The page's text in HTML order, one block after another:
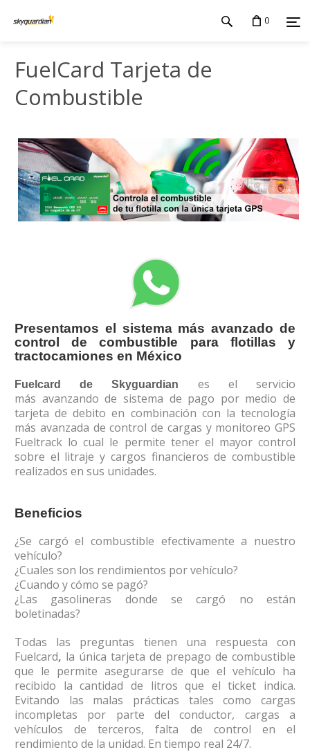
0
FuelCard Tarjeta de
Combustible
Presentamos el sistema más avanzado de
control de combustible para flotillas y
tractocamiones en México
Fuelcard de Skyguardian
es el servicio
más avanzando de sistema de pago por medio de
tarjeta de debito en combinación con la tecnología
más avanzada de control de cargas y monitoreo GPS
Fueltrack lo cual le permite tener el mayor control
sobre el litraje y cargos financieros de combustible
realizados en sus unidades.
Beneficios
¿Se cargó el combustible efectivamente a nuestro
vehículo?
¿Cuales son los rendimientos por vehículo?
¿Cuando y cómo se pagó?
¿Las gasolineras donde se cargó no están
boletinadas?
Todas las preguntas tienen una respuesta con
Fuelcard, la única tarjeta de prepago de combustible
que le permite asegurarse de que el vehículo ha
recibido la cantidad de litros que el ticket indica.
Evitando las malas prácticas tales como cargas
incompletas por parte del conductor, cargas a
vehículos de terceros, falta de control en el
rendimiento de la unidad. En tiempo real 24/7.